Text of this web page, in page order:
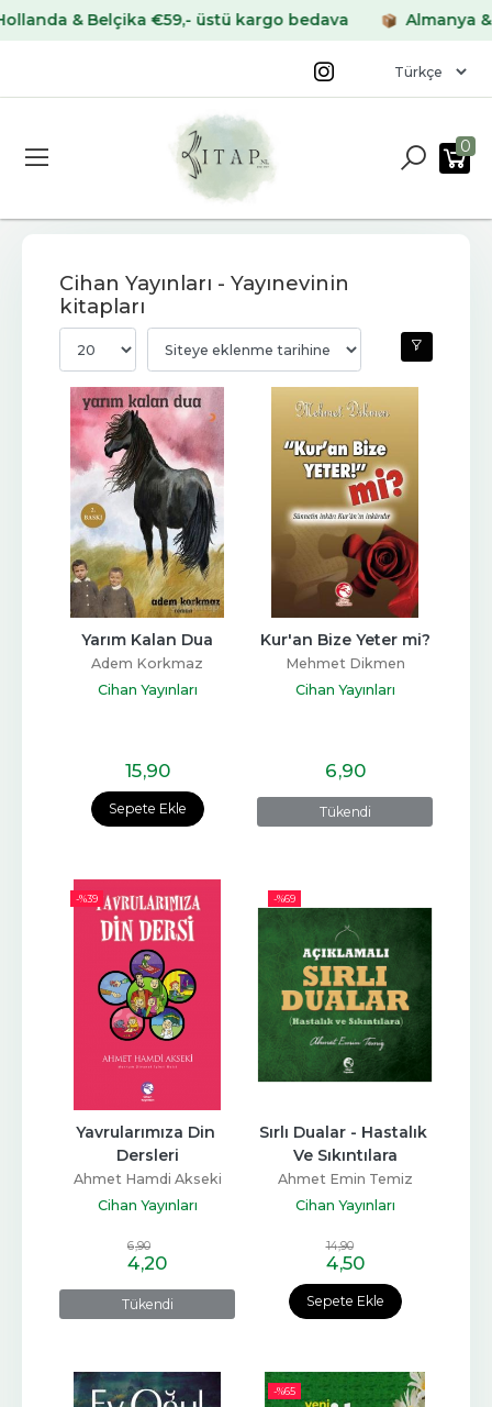
Belçika €59,- üstü kargo bedava Almanya & Fransa
0
Cihan Yayınları - Yayınevinin
kitapları
Sepete Ekle
Yarım Kalan Dua
Adem Korkmaz
Cihan Yayınları
15,90
Tükendi
Kur'an Bize Yeter mi?
Mehmet Dikmen
Cihan Yayınları
6,90
-%39
Tükendi
Yavrularımıza Din
Dersleri
Ahmet Hamdi Akseki
Cihan Yayınları
6,90
4,20
-%69
Sepete Ekle
Sırlı Dualar - Hastalık
Ve Sıkıntılara
Ahmet Emin Temiz
Cihan Yayınları
14,90
4,50
-%65